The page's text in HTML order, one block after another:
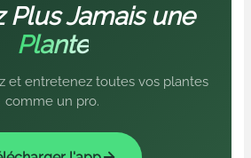
Plus Jamais une
Plante
et entretenez toutes vos plantes
comme un pro.